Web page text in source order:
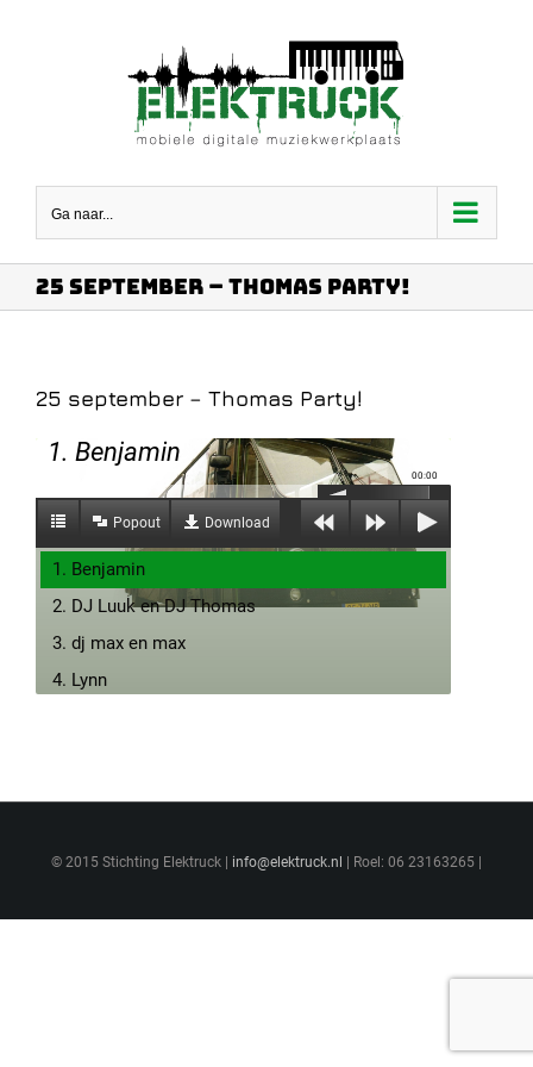
Ga naar...
25 september – Thomas Party!
25 september – Thomas Party!
1. Benjamin
00:00
Popout Download
1. Benjamin
2. DJ Luuk en DJ Thomas
3. dj max en max
4. Lynn
© 2015 Stichting Elektruck | info@elektruck.nl | Roel: 06 23163265 |